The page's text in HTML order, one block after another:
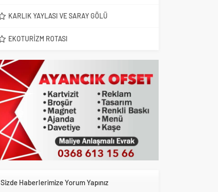
KARLIK YAYLASI VE SARAY GÖLÜ
EKOTURIZM ROTASI
Sizde Haberlerimize Yorum Yapınız